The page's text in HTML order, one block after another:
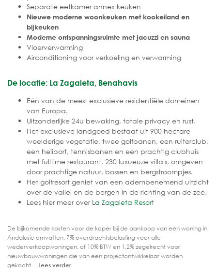
Separate eetkamer annex keuken
Nieuwe moderne woonkeuken met kookeiland en
bijkeuken
Moderne ontspanningsruimte met jacuzzi en sauna
Vloerverwarming
Airconditioning voor verkoeling en verwarming
De locatie: La Zagaleta, Benahavis
Eén van de meest exclusieve residentiële domeinen
van Europa.
Uitzonderlijke 24u bewaking, totale privacy en rust.
Het exclusieve landgoed bestaat uit 900 hectare
weelderige vegetatie, twee golfbanen, een ruiterclub,
een heliport, tennisbanen en een prachtig clubhuis
met fulltime restaurant, 230 luxueuze villa's, omgeven
door prachtige natuur, bossen en bergstroompjes.
Het golfresort geniet van een adembenemend uitzicht
over de vallei en de bergen in de richting van de zee.
Lees hier meer over La Zagaleta Resort
De bijkomende kosten voor de koper bij de aankoop van een woning in
Andalusië omvatten: 7% overdrachtsbelasting voor alle
wederverkoopwoningen, of 10% BTW en 1,2% zegelrecht voor
nieuwbouwwoningen die van een projectontwikkelaar worden
gekocht.... Lees verder